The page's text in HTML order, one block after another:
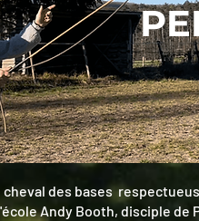
cheval des bases
Andy Booth, disciple de